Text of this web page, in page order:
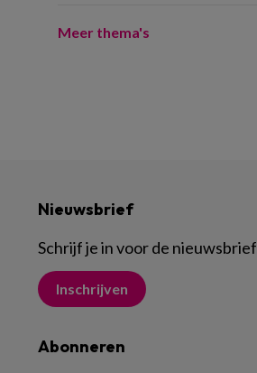
Meer thema's
Nieuwsbrief
Schrijf je in voor de nieuwsbrief
Inschrijven
Abonneren